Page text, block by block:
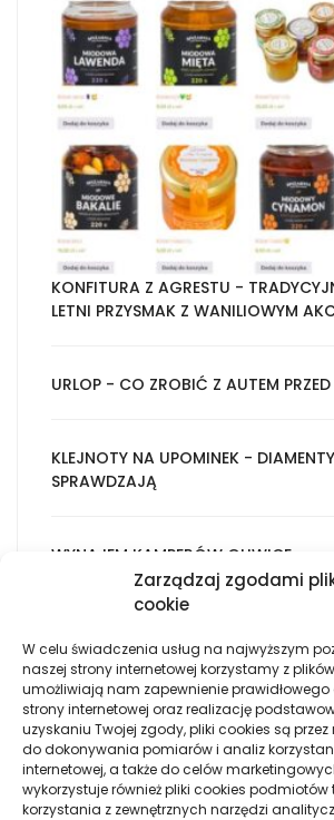
Zarządzaj zgodami
cookie
W celu świadczenia usług na najwyższym
naszej strony internetowej korzystamy z
umożliwiają nam zapewnienie prawidłowego
strony internetowej oraz realizację
uzyskaniu Twojej zgody, pliki cookies są
do dokonywania pomiarów i analiz
internetowej, a także do celów
wykorzystuje również pliki cookies podmiotów
korzystania z zewnętrznych narzędzi
KONFITURA Z AGRESTU -
LETNI PRZYSMAK Z WANILIOWYM
URLOP - CO ZROBIĆ Z AUTEM
KLEJNOTY NA UPOMINEK -
SPRAWDZAJĄ
WYNAJEM KAMPERÓW GLIWICE
NIEBANALNE POMYSŁY NA
WESELU
W JAKI SPOSÓB OGRZAĆ LOKAL